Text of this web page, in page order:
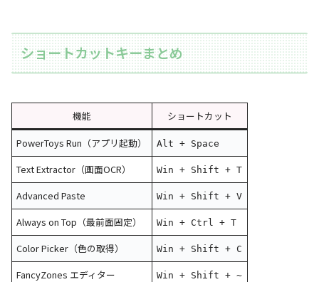
ショートカットキーまとめ
機能
ショートカット
PowerToys Run（アプリ起動）
Alt + Space
Text Extractor（画面OCR） Win + Shift + T
Advanced Paste Win + Shift + V
Always on Top（最前面固定） Win + Ctrl + T
Color Picker（色の取得） Win + Shift + C
FancyZones エディター Win + Shift + ~